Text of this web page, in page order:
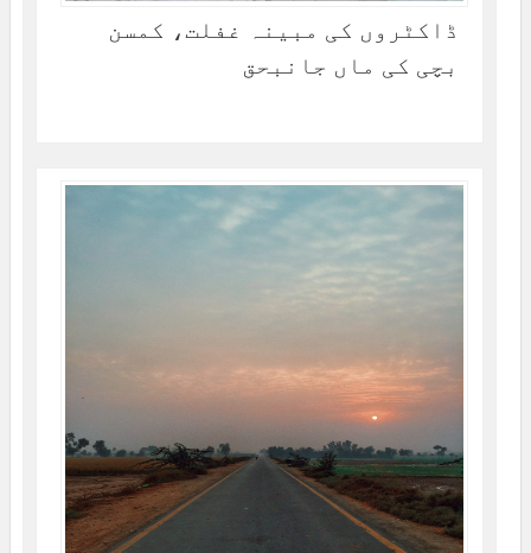
ڈاکٹروں کی مبینہ غفلت، کمسن
بچی کی ماں جانبحق